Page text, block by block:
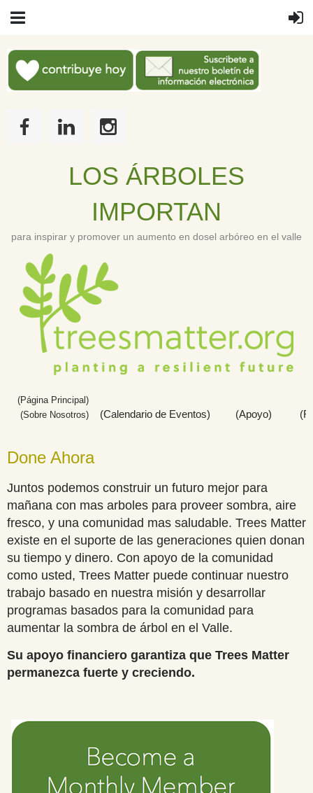
LOS ÁRBOLES
IMPORTAN
para inspirar y promover un aumento en dosel arbóreo en el valle
(Página Principal)
(Sobre Nosotros) (Calendario de Eventos) (Apoyo)
Done Ahora
Juntos podemos construir un futuro mejor para
mañana con mas arboles para proveer sombra, aire
fresco, y una comunidad mas saludable. Trees Matter
existe en el suporte de las generaciones quien donan
su tiempo y dinero. Con apoyo de la comunidad
como usted, Trees Matter puede continuar nuestro
trabajo basado en nuestra misión y desarrollar
programas basados para la comunidad para
aumentar la sombra de árbol en el Valle.
Su apoyo financiero garantiza que Trees Matter
permanezca fuerte y creciendo.